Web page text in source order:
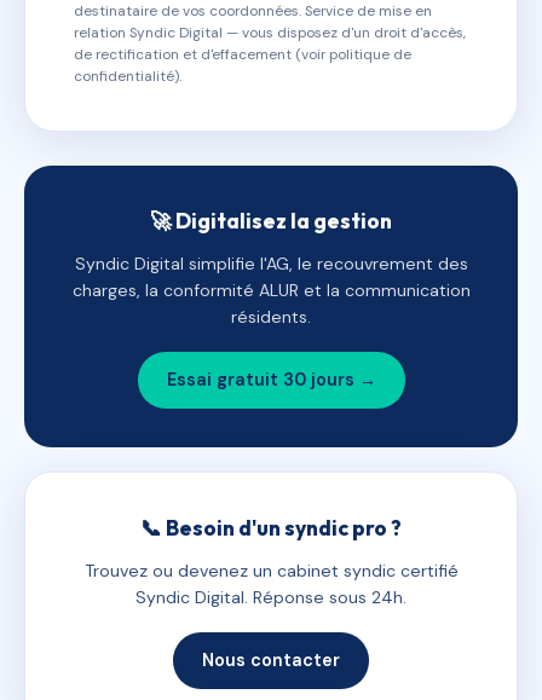
destinataire de vos coordonnées. Service de mise en
relation Syndic Digital — vous disposez d'un droit d'accès,
de rectification et d'effacement (voir politique de
confidentialité).
🚀 Digitalisez la gestion
Syndic Digital simplifie l'AG, le recouvrement des
charges, la conformité ALUR et la communication
résidents.
Essai gratuit 30 jours →
📞 Besoin d'un syndic pro ?
Trouvez ou devenez un cabinet syndic certifié
Syndic Digital. Réponse sous 24h.
Nous contacter